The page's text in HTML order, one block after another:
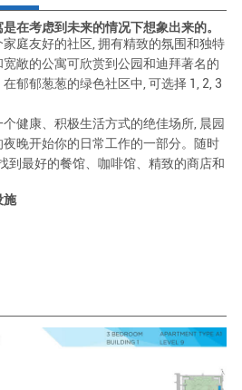
在考虑到未来的情况下想象出来的。
庭友好的社区, 拥有精致的氛围和独特
敞的公寓可欣赏到公园和迪拜著名的
郁郁葱葱的绿色社区中, 可选择 1, 2, 3
健康、积极生活方式的绝佳场所, 晨园
晚开始你的日常工作的一部分。随时
到最好的餐馆、咖啡馆、精致的商店和
施